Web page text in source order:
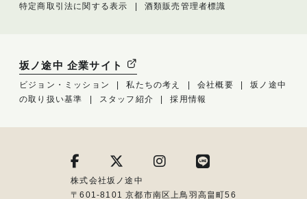
特定商取引法に関する表示 酒類販売管理者標識
坂ノ途中 企業サイト
ビジョン・ミッション 私たちの考え 会社概要
坂ノ途中
の取り扱い基準
スタッフ紹介 採用情報
株式会社坂ノ途中
〒601-8101 京都市南区上鳥羽高畠町56